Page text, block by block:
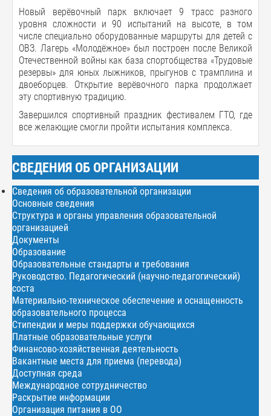
Новый верёвочный парк включает 9 трасс разного
уровня сложности и 90 испытаний на высоте, в том
числе специально оборудованные маршруты для детей с
ОВЗ. Лагерь «Молодёжное» был построен после Великой
Отечественной войны как база спортобщества «Трудовые
резервы» для юных лыжников, прыгунов с трамплина и
двоеборцев. Открытие верёвочного парка продолжает
эту спортивную традицию.
Завершился спортивный праздник фестивалем ГТО, где
все желающие смогли пройти испытания комплекса.
СВЕДЕНИЯ ОБ ОРГАНИЗАЦИИ
Сведения об образовательной организации
Основные сведения
Структура и органы управления образовательной
организацией
Документы
Образование
Образовательные стандарты и требования
Руководство. Педагогический (научно-педагогический)
соста
Материально-техническое обеспечение и оснащенность
образовательного процесса
Стипендии и меры поддержки обучающихся
Платные образовательные услуги
Финансово-хозяйственная деятельность
Вакантные места для приема (перевода)
Доступная среда
Международное сотрудничество
Раскрытие информации
Организация питания в ОО